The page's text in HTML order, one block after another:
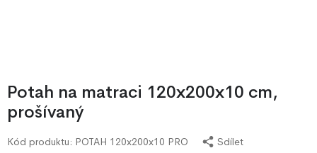
Potah na matraci 120x200x10 cm,
prošívaný
Kód produktu: POTAH 120x200x10 PRO Sdílet